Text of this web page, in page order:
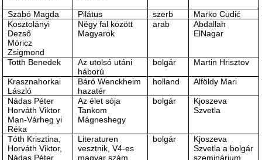
Szabó Magda Pilátus szerb
Marko Cudić
Kosztolányi
Dezső
Móricz
Zsigmond
Négy fal között
Magyarok
arab
Abdallah
ElNagar
Totth Benedek
Az utolsó utáni
háború
bolgár Martin Hrisztov
Krasznahorkai
László
Báró Wenckheim
hazatér
holland Alföldy Mari
Nádas Péter
Horváth Viktor
Man-Várheg yi
Réka
Az élet sója
Tankom
Mágneshegy
bolgár
Kjoszeva
Szvetla
Tóth Krisztina,
Horváth Viktor,
Nádas Péter,
Literaturen
vesztnik, V4-es
magyar szám
bolgár
Kjoszeva
Szvetla a bolgár
szeminárium